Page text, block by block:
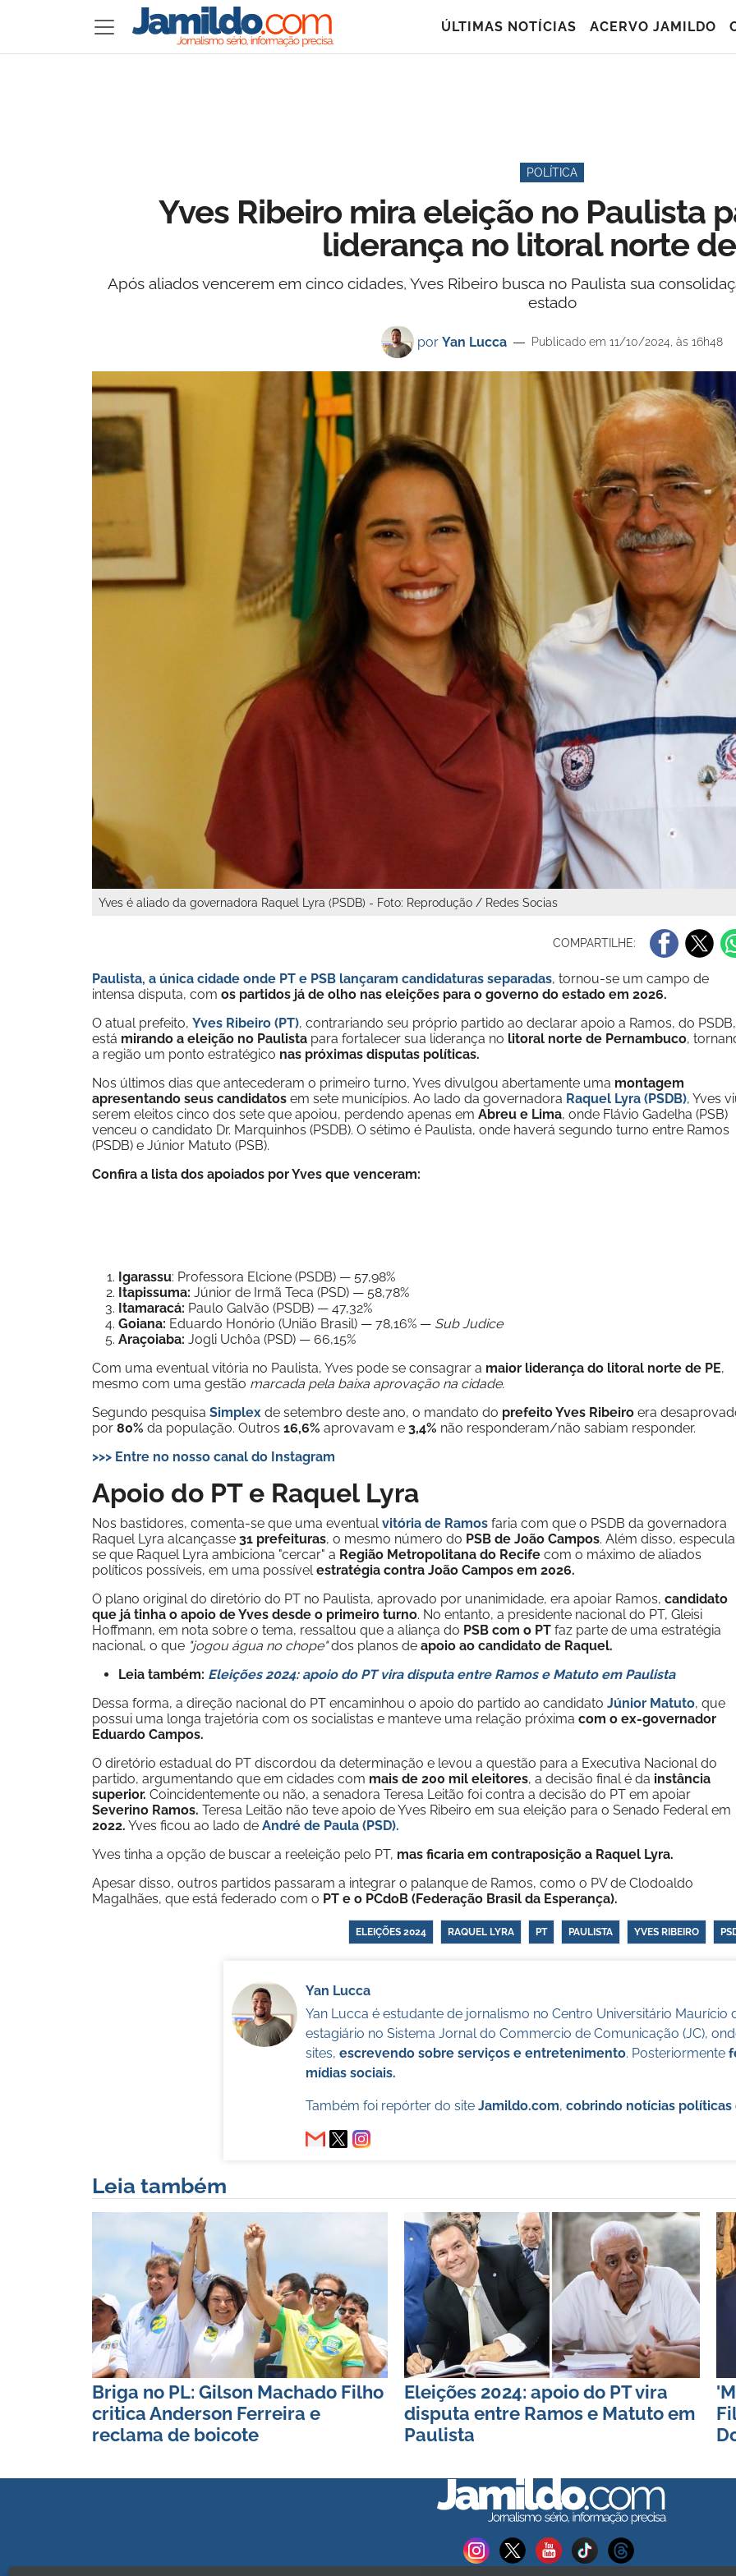
ÚLTIMAS NOTÍCIAS ACERVO JAMILDO
POLÍTICA
Yves Ribeiro mira eleição no Paulista
liderança no litoral norte
Após aliados vencerem em cinco cidades, Yves Ribeiro busca no Paulista sua
estado
por Yan Lucca Publicado em 11/10/2024, às 16h48
Yves é aliado da governadora Raquel Lyra (PSDB) - Foto: Reprodução / Redes Socias
COMPARTILHE:
Paulista, a única cidade onde PT e PSB lançaram candidaturas separadas, tornou-se um campo de
intensa disputa, com os partidos já de olho nas eleições para o governo do estado em 2026.
O atual prefeito, Yves Ribeiro (PT), contrariando seu próprio partido ao declarar apoio a Ramos, do PSDB,
está mirando a eleição no Paulista para fortalecer sua liderança no litoral norte de Pernambuco,
a região um ponto estratégico nas próximas disputas políticas.
Nos últimos dias que antecederam o primeiro turno, Yves divulgou abertamente uma montagem
apresentando seus candidatos em sete municípios. Ao lado da governadora Raquel Lyra (PSDB), Yves
serem eleitos cinco dos sete que apoiou, perdendo apenas em Abreu e Lima, onde Flávio Gadelha (PSB)
venceu o candidato Dr. Marquinhos (PSDB). O sétimo é Paulista, onde haverá segundo turno entre Ramos
(PSDB) e Júnior Matuto (PSB).
Confira a lista dos apoiados por Yves que venceram:
Igarassu: Professora Elcione (PSDB) — 57,98%
Itapissuma: Júnior de Irmã Teca (PSD) — 58,78%
Itamaracá: Paulo Galvão (PSDB) — 47,32%
Goiana: Eduardo Honório (União Brasil) — 78,16% — Sub Judice
Araçoiaba: Jogli Uchôa (PSD) — 66,15%
Com uma eventual vitória no Paulista, Yves pode se consagrar a maior liderança do litoral norte de PE,
mesmo com uma gestão marcada pela baixa aprovação na cidade.
Segundo pesquisa Simplex de setembro deste ano, o mandato do prefeito Yves Ribeiro era
por 80% da população. Outros 16,6% aprovavam e 3,4% não responderam/não sabiam responder.
>>> Entre no nosso canal do Instagram
Apoio do PT e Raquel Lyra
Nos bastidores, comenta-se que uma eventualvitória de Ramos faria com que o PSDB da governadora
Raquel Lyra alcançasse 31 prefeituras, o mesmo número do PSB de João Campos. Além disso,
se que Raquel Lyra ambiciona "cercar" a Região Metropolitana do Recife com o máximo de aliados
políticos possíveis, em uma possívelestratégia contra João Campos em 2026.
O plano original do diretório do PT no Paulista, aprovado por unanimidade, era apoiar Ramos, candidato
que já tinha o apoio de Yves desde o primeiro turno. No entanto, a presidente nacional do PT, Gleisi
Hoffmann, em nota sobre o tema, ressaltou que a aliança do PSB com o PT faz parte de uma estratégia
nacional, o que "jogou água no chope"dos planos de apoio ao candidato de Raquel.
Leia também: Eleições 2024: apoio do PT vira disputa entre Ramos e Matuto em Paulista
Dessa forma, a direção nacional do PT encaminhou o apoio do partido ao candidato Júnior Matuto, que
possui uma longa trajetória com os socialistas e manteve uma relação próxima com o ex-governador
Eduardo Campos.
O diretório estadual do PT discordou da determinação e levou a questão para a Executiva Nacional do
partido, argumentando que em cidades com mais de 200 mil eleitores, a decisão final é da instância
superior. Coincidentemente ou não, a senadora Teresa Leitão foi contra a decisão do PT em apoiar
Severino Ramos. Teresa Leitão não teve apoio de Yves Ribeiro em sua eleição para o Senado Federal em
2022. Yves ficou ao lado de André de Paula (PSD).
Yves tinha a opção de buscar a reeleição pelo PT, mas ficaria em contraposição a Raquel Lyra.
Apesar disso, outros partidos passaram a integrar o palanque de Ramos, como o PV de Clodoaldo
Magalhães, que está federado com o PT e o PCdoB (Federação Brasil da Esperança).
ELEIÇÕES 2024 RAQUEL LYRA PT PAULISTA YVES RIBEIRO
Yan Lucca
Yan Lucca é estudante de jornalismo no Centro Universitário Maurício
estagiário no Sistema Jornal do Commercio de Comunicação (JC),
sites, escrevendo sobre serviços e entretenimento. Posteriormente
mídias sociais.
Também foi repórter do site Jamildo.com, cobrindo notícias políticas
Leia também
Briga no PL: Gilson Machado Filho
critica Anderson Ferreira e
reclama de boicote
Eleições 2024: apoio do PT vira
disputa entre Ramos e Matuto em
Paulista